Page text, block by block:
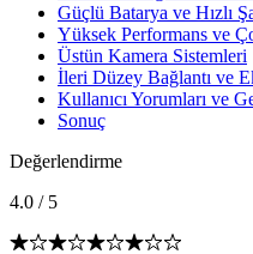
Güçlü Batarya ve Hızlı
Yüksek Performans ve
Üstün Kamera Sistemleri
İleri Düzey Bağlantı ve
Kullanıcı Yorumları ve
Sonuç
Değerlendirme
4.0 / 5